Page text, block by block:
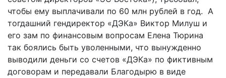
чтобы ему выплачивали по 60 млн рублей в год. А
тогдашний гендиректор «ДЭКа» Виктор Милуш и
его зам по финансовым вопросам Елена Тюрина
так боялись быть уволенными, что вынужденно
выводили деньги со счетов «ДЭКа» по фиктивным
договорам и передавали Благодырю в виде